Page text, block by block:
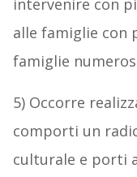
intervenire con
alle famiglie con
famiglie
5) Occorre
comporti un
culturale e porti